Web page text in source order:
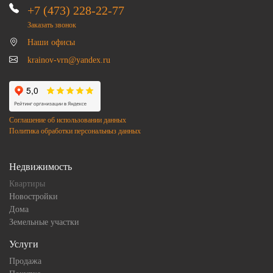
+7 (473) 228-22-77
Заказать звонок
Наши офисы
krainov-vrn@yandex.ru
Соглашение об использовании данных
Политика обработки персональныз данных
Недвижимость
Квартиры
Новостройки
Дома
Земельные участки
Услуги
Продажа